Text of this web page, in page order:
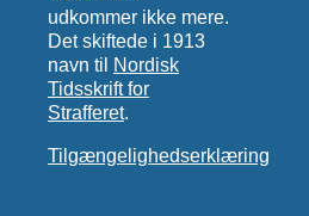
udkommer ikke mere.
Det skiftede i 1913
navn til
Nordisk
Tidsskrift for
Strafferet.
Tilgængelighedserklæring